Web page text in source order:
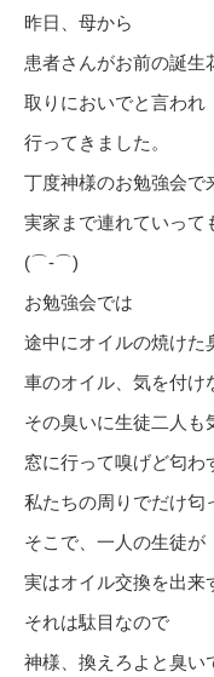
昨日、母から
患者さんがお前の誕生
取りにおいでと言われ
行ってきました。
丁度神様のお勉強会で
実家まで連れていって
(⌒‐⌒)
お勉強会では
途中にオイルの焼けた
車のオイル、気を付け
その臭いに生徒二人も
窓に行って嗅げど匂わ
私たちの周りでだけ匂
そこで、一人の生徒が
実はオイル交換を出来
それは駄目なので
神様、換えろよと臭い